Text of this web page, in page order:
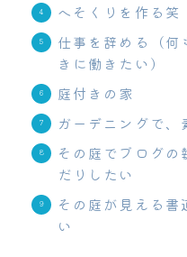
へそくりを作る笑
仕事を辞める（何
きに働きたい）
庭付きの家
ガーデニングで、
その庭でブログの
だりしたい
その庭が見える書
い